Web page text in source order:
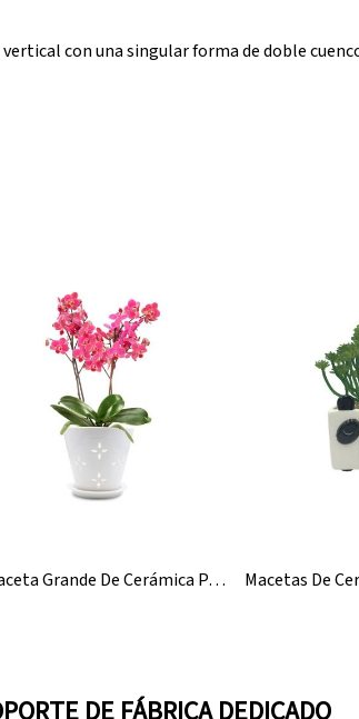
con una singular forma de doble
Maceta Grande De Cerámica Para Orquídeas, Con Agujero, Venta Al Por Mayor